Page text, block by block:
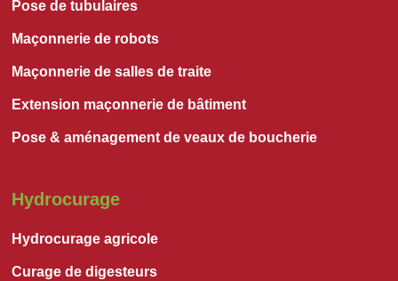
Pose de tubulaires
Maçonnerie de robots
Maçonnerie de salles de traite
Extension maçonnerie de bâtiment
Pose & aménagement de veaux de boucherie
Hydrocurage
Hydrocurage agricole
Curage de digesteurs